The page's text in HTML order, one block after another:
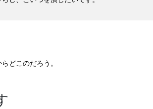
どこのだろう。